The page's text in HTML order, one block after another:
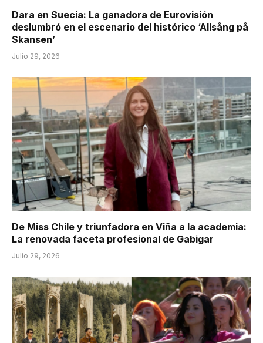
Dara en Suecia: La ganadora de Eurovisión
deslumbró en el escenario del histórico ‘Allsång på
Skansen’
Julio 29, 2026
De Miss Chile y triunfadora en Viña a la academia:
La renovada faceta profesional de Gabigar
Julio 29, 2026